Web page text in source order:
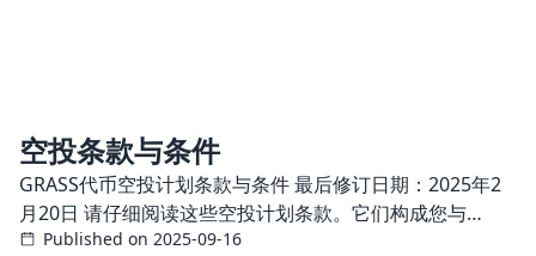
空投条款与条件
GRASS代币空投计划条款与条件 最后修订日期：2025年2
月20日 请仔细阅读这些空投计划条款。它们构成您与
Grass之间的法律协议，并管辖您参与空投和Grass空投计
Published on 2025-09-16